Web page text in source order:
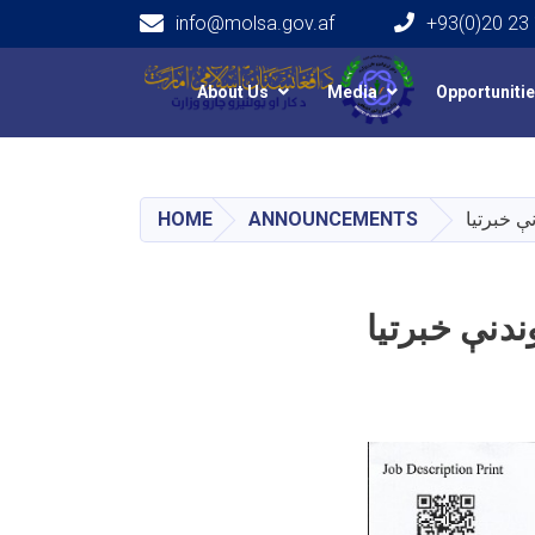
info@molsa.gov.af +93(0)20 23
Main navigation
About Us Media
HOME ANNOUNCEMENTS